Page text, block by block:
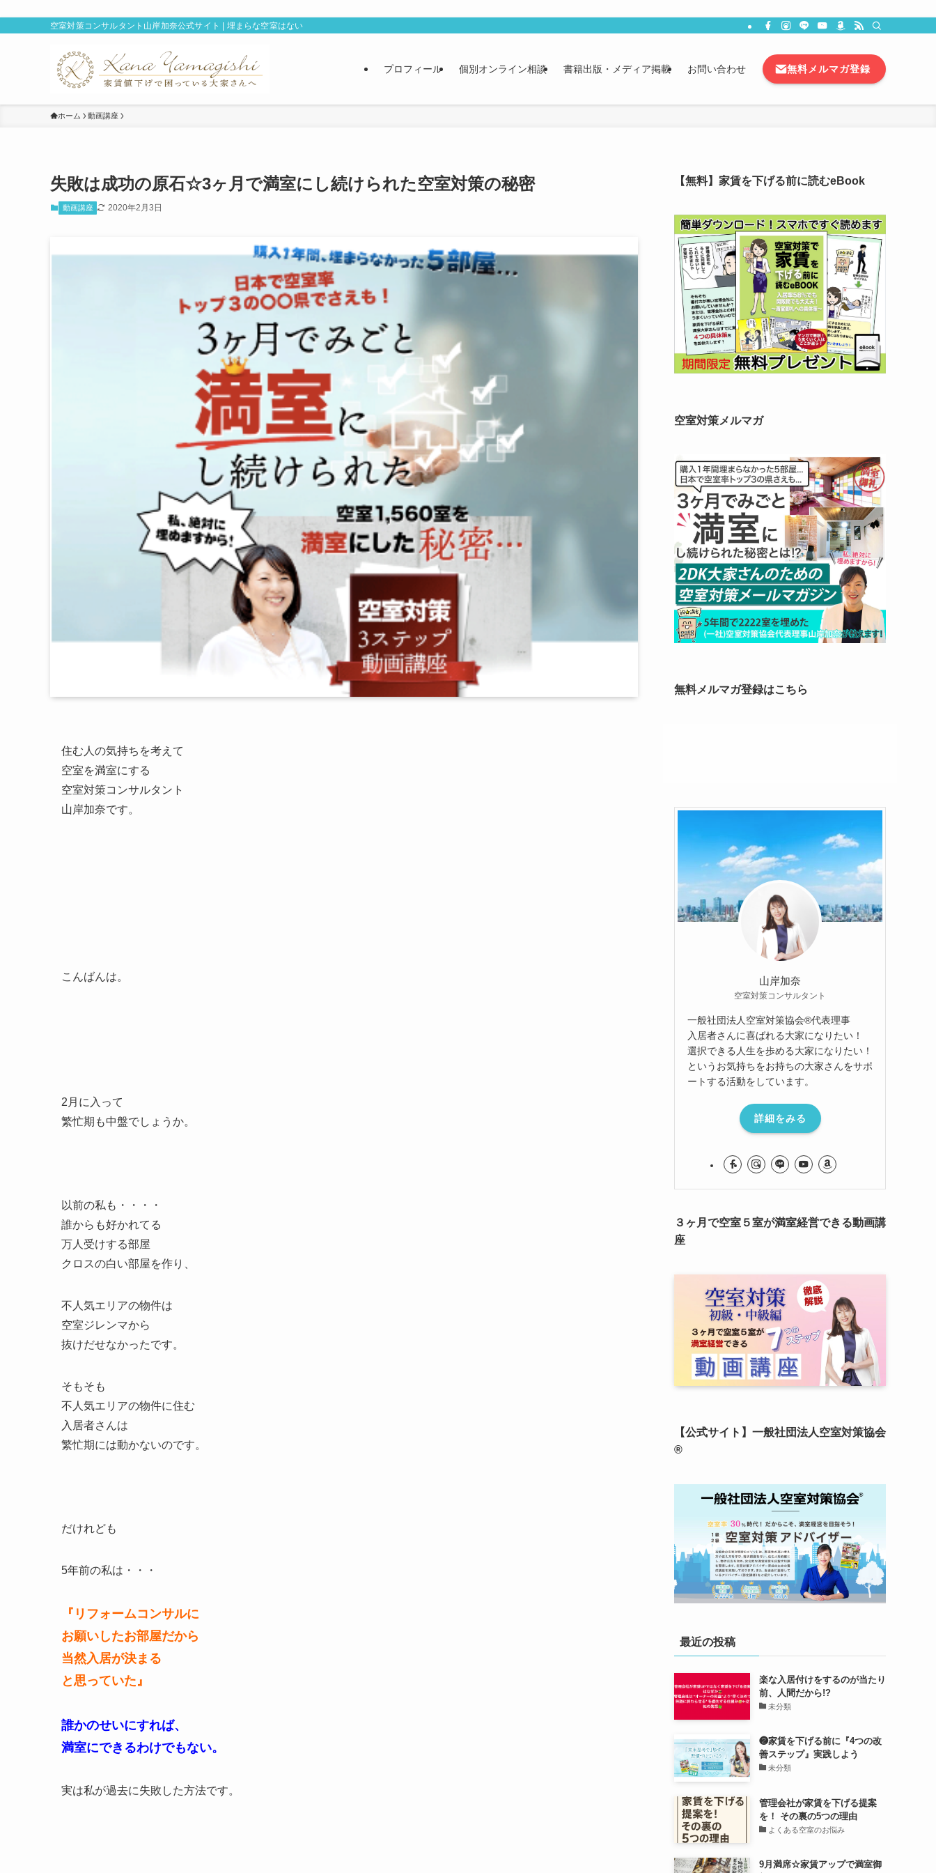
空室対策コンサルタント山岸加奈公式サイト | 埋まらな空室はない
プロフィール 個別オンライン相談 書籍出版・メディア掲載 お問い合わせ 無料メルマガ登録
ホーム 動画講座
失敗は成功の原石☆3ヶ月で満室にし続けられた空室対策の秘密
動画講座 2020年2月3日
住む人の気持ちを考えて
空室を満室にする
空室対策コンサルタント
山岸加奈です。
こんばんは。
2月に入って
繁忙期も中盤でしょうか。
以前の私も・・・・
誰からも好かれてる
万人受けする部屋
クロスの白い部屋を作り、
不人気エリアの物件は
空室ジレンマから
抜けだせなかったです。
そもそも
不人気エリアの物件に住む
入居者さんは
繁忙期には動かないのです。
だけれども
5年前の私は・・・
『リフォームコンサルに
お願いしたお部屋だから
当然入居が決まる
と思っていた』
誰かのせいにすれば、
満室にできるわけでもない。
実は私が過去に失敗した方法です。
【無料】家賃を下げる前に読むeBook
空室対策メルマガ
無料メルマガ登録はこちら
山岸加奈
空室対策コンサルタント
一般社団法人空室対策協会®︎代表理事
入居者さんに喜ばれる大家になりたい！
選択できる人生を歩める大家になりたい！
というお気持ちをお持ちの大家さんをサポ
ートする活動をしています。
詳細をみる
３ヶ月で空室５室が満室経営できる動画講
座
【公式サイト】一般社団法人空室対策協会
®︎
最近の投稿
楽な入居付けをするのが当たり
前、人間だから!?
未分類
❷家賃を下げる前に『4つの改
善ステップ』実践しよう
未分類
管理会社が家賃を下げる提案
を！ その裏の5つの理由
よくある空室のお悩み
9月満席☆家賃アップで満室御